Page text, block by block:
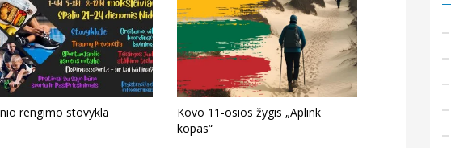
rengimo stovykla
Kovo 11-osios žygis „Aplink
kopas“